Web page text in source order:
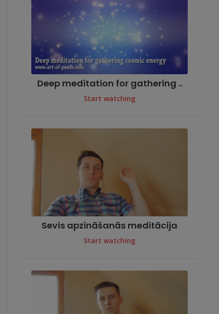
Deep meditation for gathering ..
Start watching
Sevis apzināšanās meditācija
Start watching